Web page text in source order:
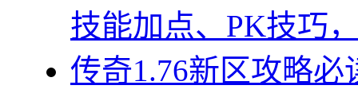
技能加点、PK技巧
传奇1.76新区攻略